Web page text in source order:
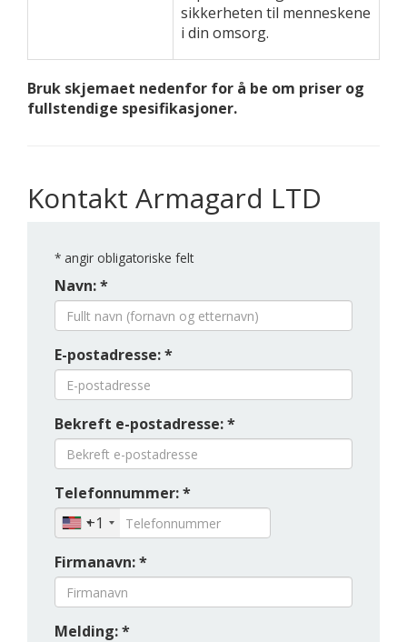
sikkerheten til menneskene
i din omsorg.
Bruk skjemaet nedenfor for å be om priser og
fullstendige spesifikasjoner.
Kontakt Armagard LTD
* angir obligatoriske felt
Navn: *
E-postadresse: *
Bekreft e-postadresse: *
Telefonnummer: *
+1
Firmanavn: *
Melding: *